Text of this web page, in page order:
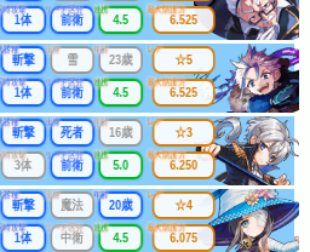
時攻撃
1体
リーチ区分
前衛
連携
4.5
最大防護力
6.525
器種
斬撃
出身
雪
年齢
23歳
時攻撃
1体
リーチ区分
前衛
連携
4.5
レア
☆5
最大防護力
6.525
器種
斬撃
出身
死者
年齢
16歳
時攻撃
3体
リーチ区分
前衛
連携
5.0
レア
☆3
最大防護力
6.250
器種
斬撃
出身
魔法
年齢
20歳
時攻撃
1体
リーチ区分
中衛
連携
4.5
レア
☆4
最大防護力
6.075